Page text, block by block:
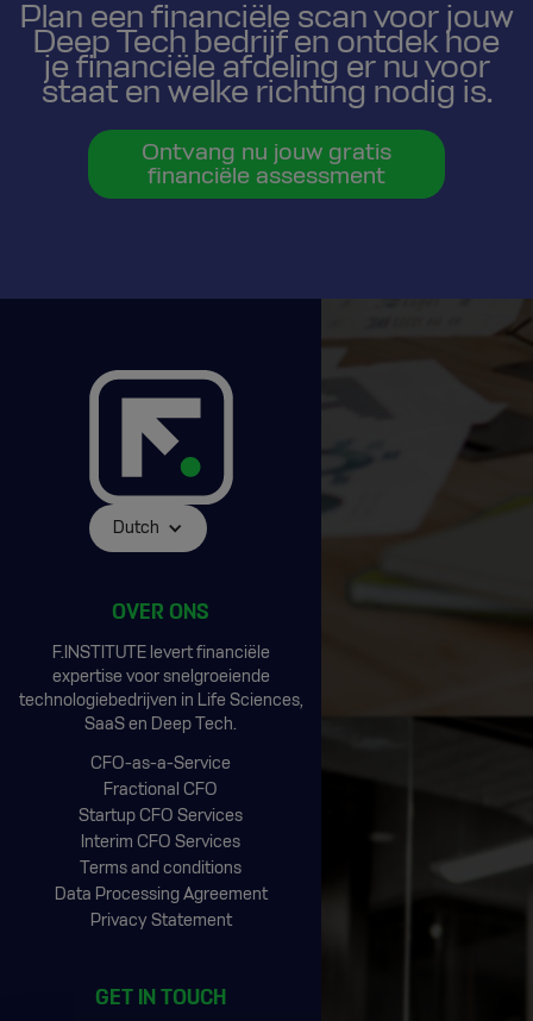
Plan een financiële scan voor jouw
Deep Tech bedrijf en ontdek hoe
je financiële afdeling er nu voor
staat en welke richting nodig is.
Ontvang nu jouw gratis
financiële assessment
Dutch
OVER ONS
F.INSTITUTE levert financiële
expertise voor snelgroeiende
technologiebedrijven in Life Sciences,
SaaS en Deep Tech.
CFO-as-a-Service
Fractional CFO
Startup CFO Services
Interim CFO Services
Terms and conditions
Data Processing Agreement
Privacy Statement
GET IN TOUCH